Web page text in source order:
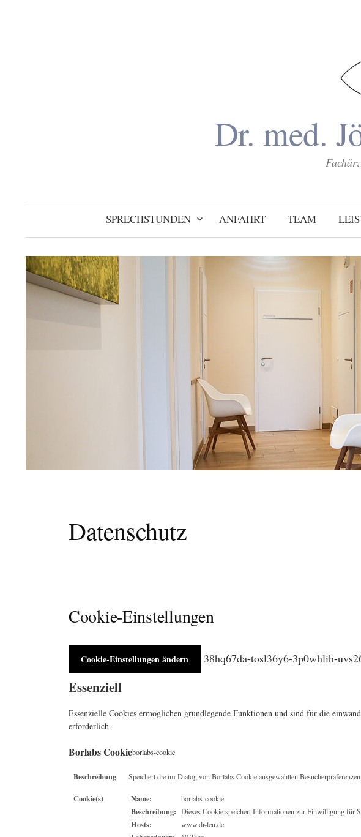
Dr. med.
SPRECHSTUNDEN ANFAHRT TEAM
Datenschutz
Cookie-Einstellungen
Cookie-Einstellungen ändern 38hq67da-tosl36y6-3p0whlih-
Essenziell
Essenzielle Cookies ermöglichen grundlegende Funktionen und sind für die
erforderlich.
Borlabs Cookieborlabs-cookie
Beschreibung Speichert die im Dialog von Borlabs Cookie ausgewählten Besucherpräferenzen.
Cookie(s) Name: borlabs-cookie
Beschreibung: Dieses Cookie speichert Informationen zur Einwilligung für
Hosts: www.dr-leu.de